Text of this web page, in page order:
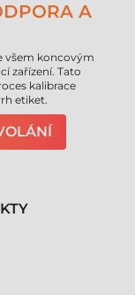
A
všem koncovým
zařízení. Tato
kalibrace
etiket.